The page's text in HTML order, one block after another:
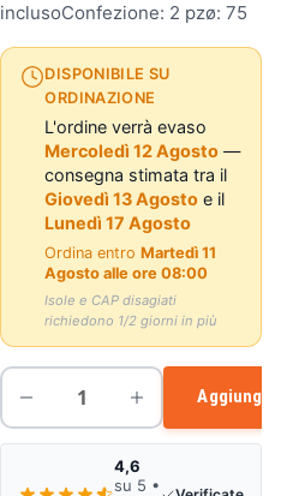
inclusoConfezione: 2 pzø: 75
DISPONIBILE SU
ORDINAZIONE
L'ordine verrà evaso
Mercoledì 12 Agosto —
consegna stimata tra il
Giovedì 13 Agosto e il
Lunedì 17 Agosto
Ordina entroMartedì 11
Agosto alle ore 08:00
Isole e CAP disagiati
richiedono 1/2 giorni in più
Aggiungi
4,6
su 5 •